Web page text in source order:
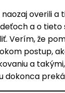
overili a
a o tieto
Verím, že
postup,
a
dokonca